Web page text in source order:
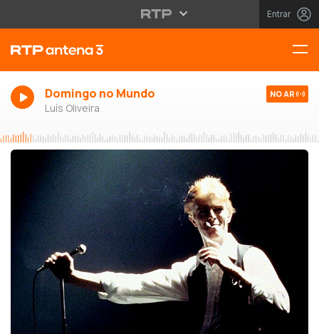
Entrar
Domingo no Mundo
Luís Oliveira
NO AR